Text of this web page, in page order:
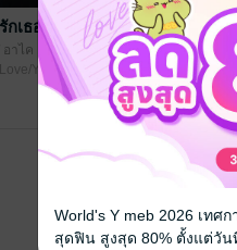
กเธอ
อาไค 192
Yuri
World's Y meb 2026 เท
สุดฟิน สูงสุด 80% ตั้งแต่วัน